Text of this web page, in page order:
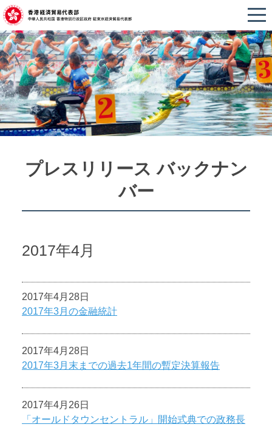
プレスリリース バックナン
バー
2017年4月
2017年4月28日
2017年3月の金融統計
2017年4月28日
2017年3月末までの過去1年間の暫定決算報告
2017年4月26日
「オールドタウンセントラル」開始式典での政務長